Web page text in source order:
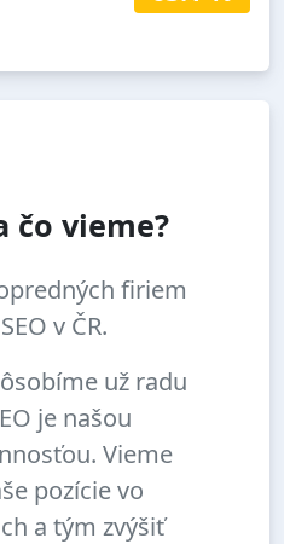
čo vieme?
firiem
v ČR.
už radu
je našou
Vieme
pozície vo
a tým zvýšiť